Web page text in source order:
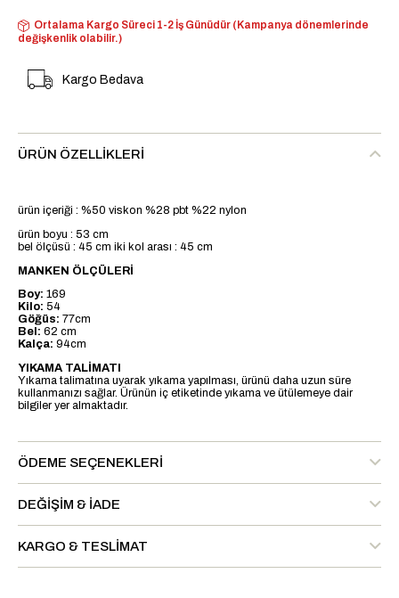
Ortalama Kargo Süreci 1-2 İş Günüdür (Kampanya dönemlerinde
değişkenlik olabilir.)
Kargo Bedava
ÜRÜN ÖZELLIKLERI
ürün içeriği : %50 viskon %28 pbt %22 nylon
ürün boyu : 53 cm
bel ölçüsü : 45 cm iki kol arası : 45 cm
MANKEN ÖLÇÜLERİ
Boy: 169
Kilo: 54
Göğüs: 77cm
Bel: 62 cm
Kalça: 94cm
YIKAMA TALİMATI
Yıkama talimatına uyarak yıkama yapılması, ürünü daha uzun süre
kullanmanızı sağlar. Ürünün iç etiketinde yıkama ve ütülemeye dair
bilgiler yer almaktadır.
ÖDEME SEÇENEKLERI
DEĞIŞIM & İADE
KARGO & TESLIMAT